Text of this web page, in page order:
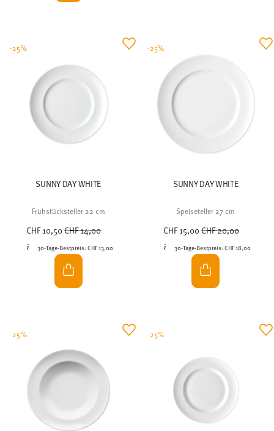
SUNNY DAY WHITE
Frühstücksteller 22 cm
CHF 10,50Price reduced from
CHF 14,00
30-Tage-Bestpreis: CHF 13,00
-25%
SUNNY DAY WHITE
Speiseteller 27 cm
CHF 15,00Price reduced from
CHF 20,00
30-Tage-Bestpreis: CHF 18,00
-25%
-25% -25%